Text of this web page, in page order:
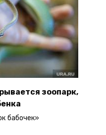
зоопарк,
бабочек»